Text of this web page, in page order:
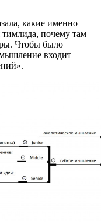
какие именно
почему там
Чтобы было
входит